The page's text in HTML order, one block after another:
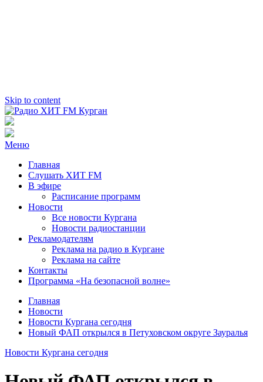
Skip to content
Радио ХИТ FM Курган
103.2 FM
Меню
Главная
Слушать ХИТ FM
В эфире
Расписание программ
Новости
Все новости Кургана
Новости радиостанции
Рекламодателям
Реклама на радио в Кургане
Реклама на сайте
Контакты
Программа «На безопасной волне»
Главная
Новости
Новости Кургана сегодня
Новый ФАП открылся в Петуховском округе Зауралья
Новости Кургана сегодня